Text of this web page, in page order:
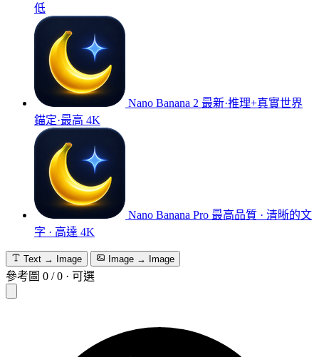
低
Nano Banana 2 最新·推理+真實世界
錨定·最高 4K
Nano Banana Pro 最高品質 · 清晰的文
字 · 高達 4K
Text → Image Image → Image
參考圖 0 /0 · 可選